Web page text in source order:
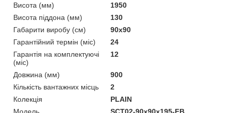
Висота (мм)
1950
Висота піддона (мм)
130
Габарити виробу (см)
90x90
Гарантійний термін (міс)
24
Гарантія на комплектуючі
(міс)
12
Довжина (мм)
900
Кількість вантажних місць
2
Колекція
PLAIN
Мoдель
SCT02-90x90x195-FB